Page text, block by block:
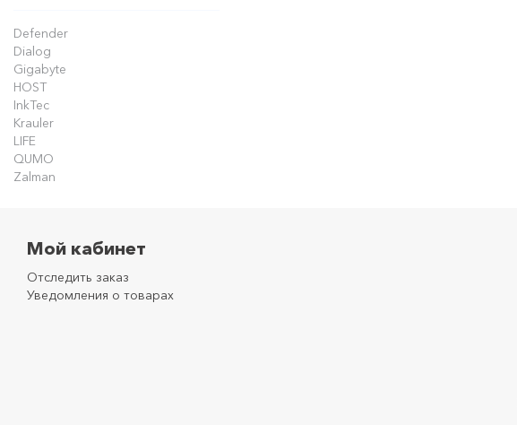
Defender
Dialog
Gigabyte
HOST
InkTec
Krauler
LIFE
QUMO
Zalman
Мой кабинет
Отследить заказ
Уведомления о товарах